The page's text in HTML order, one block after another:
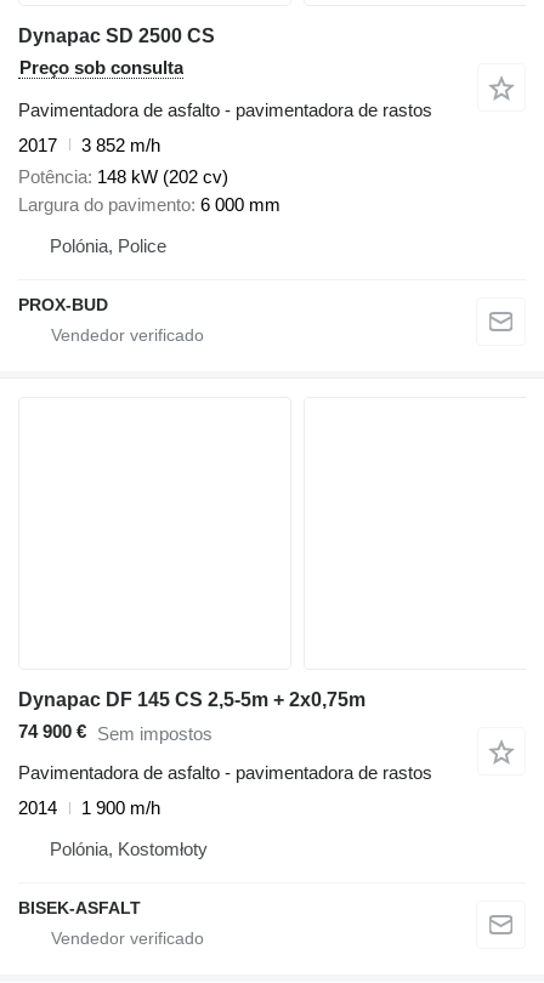
Dynapac SD 2500 CS
Preço sob consulta
Pavimentadora de asfalto - pavimentadora de rastos
2017
3 852 m/h
Potência 148 kW (202 cv)
Largura do pavimento 6 000 mm
Polónia, Police
PROX-BUD
Dynapac DF 145 CS 2,5-5m + 2x0,75m
74 900 € Sem impostos
Pavimentadora de asfalto - pavimentadora de rastos
2014
1 900 m/h
Polónia, Kostomłoty
BISEK-ASFALT